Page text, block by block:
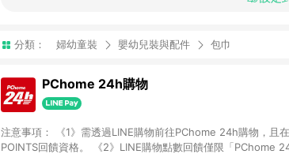
分類： 婦幼童裝 嬰幼兒裝與配件 包巾
PChome 24h購物
注意事項： 《1》需透過LINE購物前往PChome 24h購物，且
POINTS回饋資格。 《2》LINE購物點數回饋僅限「PChome